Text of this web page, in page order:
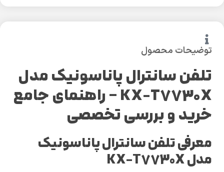
توضیحات محصول
تلفن سانترال پاناسونیک مدل
KX-T7730X – راهنمای جامع
خرید و بررسی تخصصی
معرفی تلفن سانترال پاناسونیک
مدل KX-T7730X